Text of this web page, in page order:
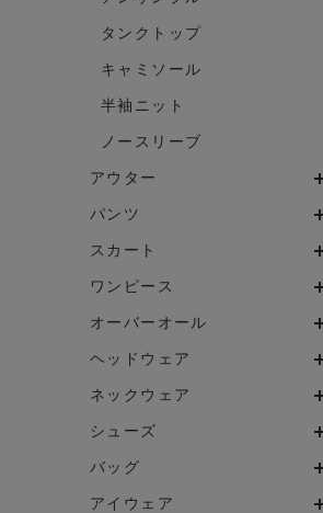
タンクトップ
キャミソール
半袖ニット
ノースリーブ
アウター
パンツ
スカート
ワンピース
オーバーオール
ヘッドウェア
ネックウェア
シューズ
バッグ
アイウェア